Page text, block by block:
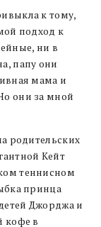
к тому,
подход к
ни в
папу они
мама и
они за мной
родительских
Кейт
теннисном
принца
Джорджа и
кофе в